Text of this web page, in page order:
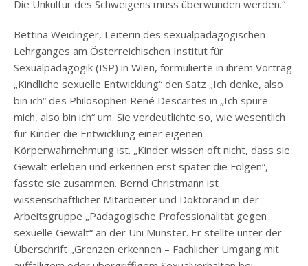
Die Unkultur des Schweigens muss überwunden werden.“
Bettina Weidinger, Leiterin des sexualpädagogischen
Lehrganges am Österreichischen Institut für
Sexualpädagogik (ISP) in Wien, formulierte in ihrem Vortrag
„Kindliche sexuelle Entwicklung“ den Satz „Ich denke, also
bin ich“ des Philosophen René Descartes in „Ich spüre
mich, also bin ich“ um. Sie verdeutlichte so, wie wesentlich
für Kinder die Entwicklung einer eigenen
Körperwahrnehmung ist. „Kinder wissen oft nicht, dass sie
Gewalt erleben und erkennen erst später die Folgen“,
fasste sie zusammen. Bernd Christmann ist
wissenschaftlicher Mitarbeiter und Doktorand in der
Arbeitsgruppe „Pädagogische Professionalität gegen
sexuelle Gewalt“ an der Uni Münster. Er stellte unter der
Überschrift „Grenzen erkennen – Fachlicher Umgang mit